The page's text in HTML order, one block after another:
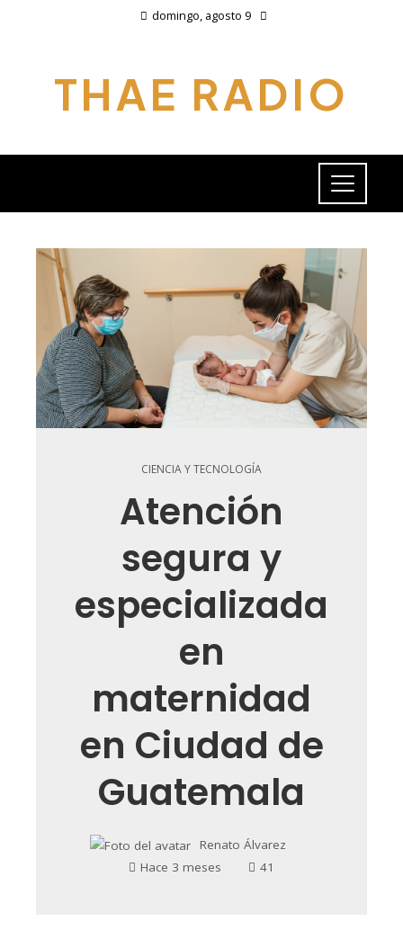
domingo, agosto 9
THAE RADIO
CIENCIA Y TECNOLOGÍA
Atención
segura y
especializada
en
maternidad
en Ciudad de
Guatemala
Renato Álvarez
Hace 3 meses
41